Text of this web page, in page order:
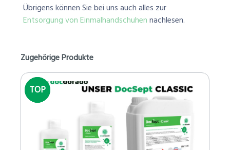
Übrigens können Sie bei uns auch alles zur
Entsorgung von Einmalhandschuhennachlesen.
Zugehörige Produkte
TOP
TOP